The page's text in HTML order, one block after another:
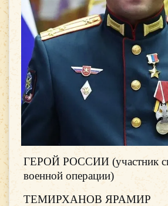
ГЕРОЙ РОССИИ (участник
военной операции)
ТЕМИРХАНОВ ЯРАМИР